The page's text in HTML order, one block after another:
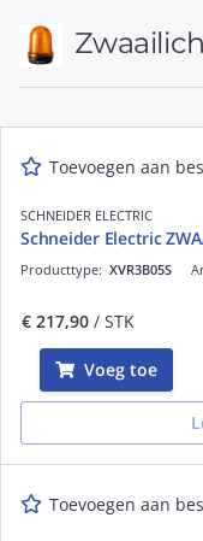
Toevoegen aan
SCHNEIDER ELECTRIC
Schneider Electric
Producttype: XVR3B05S
€ 217,90 / STK
Voeg toe
Toevoegen aan